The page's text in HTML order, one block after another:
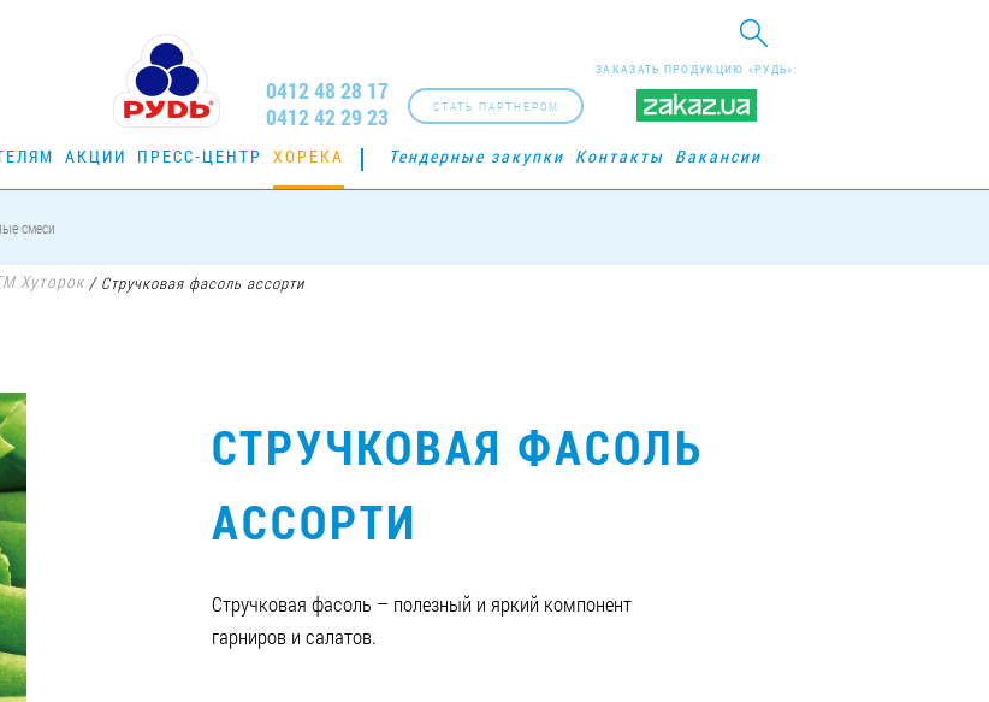
ЗАКАЗАТЬ ПРОДУКЦИЮ «РУДЬ»:
СТАТЬ ПАРТНЕРОМ
0412 48 28 17
0412 42 29 23
АКЦИИ ПРЕСС-ЦЕНТР ХОРЕКА Тендерные закупки Контакты Вакансии
смеси
Хуторок /Стручковая фасоль ассорти
СТРУЧКОВАЯ ФАСОЛЬ
АССОРТИ
Стручковая фасоль – полезный и яркий компонент
гарниров и салатов.